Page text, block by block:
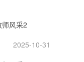
风采2
2025-10-31